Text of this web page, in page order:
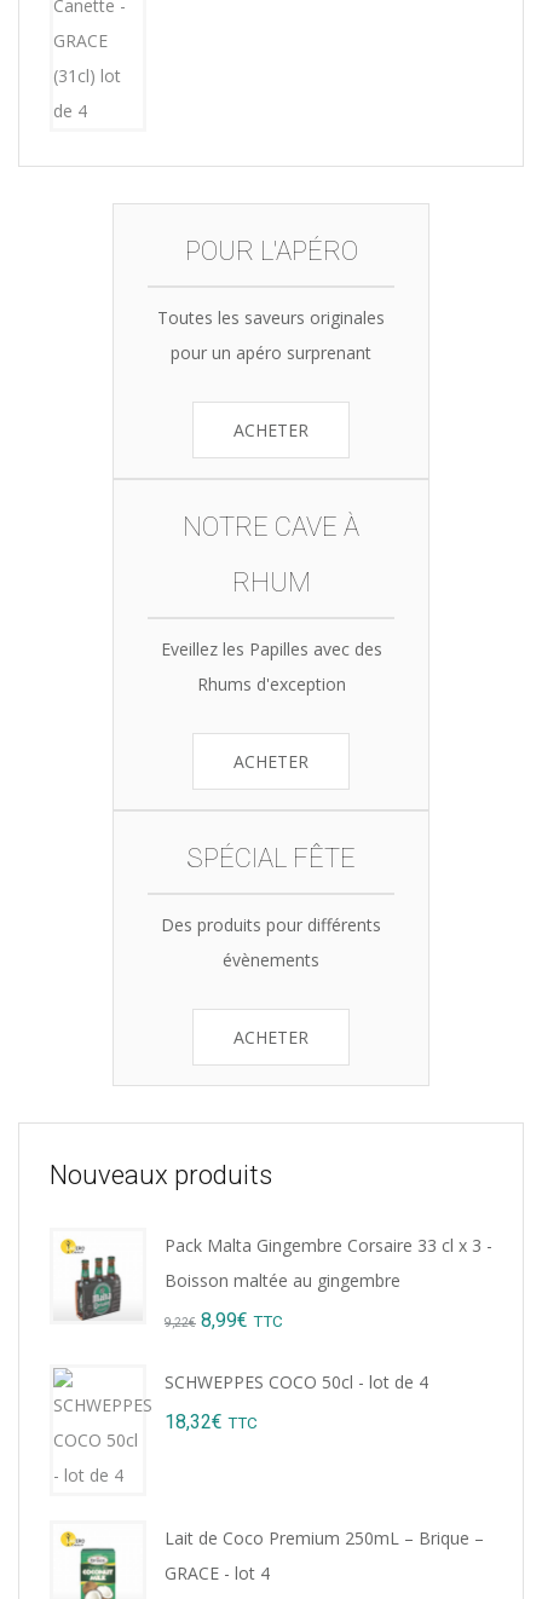
POUR L'APÉRO
Toutes les saveurs originales
pour un apéro surprenant
ACHETER
NOTRE CAVE À
RHUM
Eveillez les Papilles avec des
Rhums d'exception
ACHETER
SPÉCIAL FÊTE
Des produits pour différents
évènements
ACHETER
Nouveaux produits
Pack Malta Gingembre Corsaire 33 cl x 3 -
Boisson maltée au gingembre
9,22€ Original
8,99€ Current
TTC
SCHWEPPES COCO 50cl - lot de 4
18,32€ TTC
Lait de Coco Premium 250mL – Brique –
GRACE - lot 4